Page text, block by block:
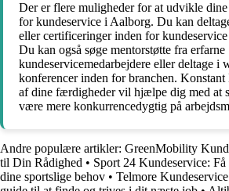
Der er flere muligheder for at udvikle
for kundeservice i Aalborg. Du kan
eller certificeringer inden for
Du kan også søge mentorstøtte fra erfarne
kundeservicemedarbejdere eller deltage i
konferencer inden for branchen.
af dine færdigheder vil hjælpe dig med at
være mere konkurrencedygtig på
Andre populære artikler: GreenMobility
til Din Rådighed • Sport 24 Kundeservice:
dine sportslige behov • Telmore